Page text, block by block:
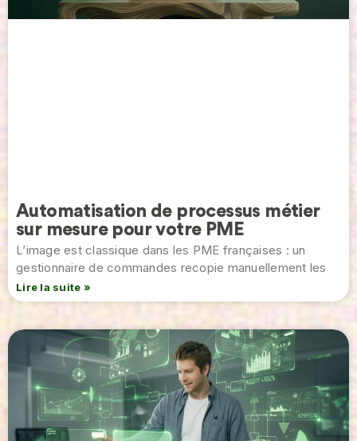
Automatisation de processus métier
sur mesure pour votre PME
L’image est classique dans les PME françaises : un
gestionnaire de commandes recopie manuellement les
Lire la suite »